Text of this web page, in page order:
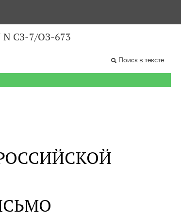
N СЗ-7/ОЗ-673
Поиск в тексте